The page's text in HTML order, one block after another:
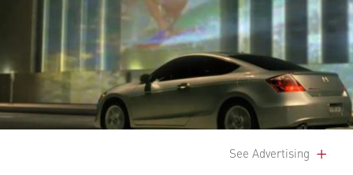
See Advertising